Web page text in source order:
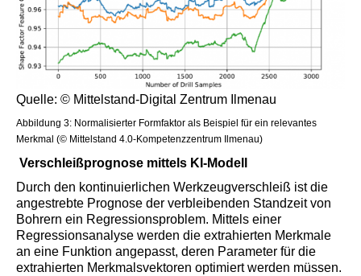
Quelle: © Mittelstand-Digital Zentrum Ilmenau
Abbildung 3: Normalisierter Formfaktor als Beispiel für ein relevantes
Merkmal (© Mittelstand 4.0-Kompetenzzentrum Ilmenau)
Verschleißprognose mittels KI-Modell
Durch den kontinuierlichen Werkzeugverschleiß ist die
angestrebte Prognose der verbleibenden Standzeit von
Bohrern ein Regressionsproblem. Mittels einer
Regressionsanalyse werden die extrahierten Merkmale
an eine Funktion angepasst, deren Parameter für die
extrahierten Merkmalsvektoren optimiert werden müssen.